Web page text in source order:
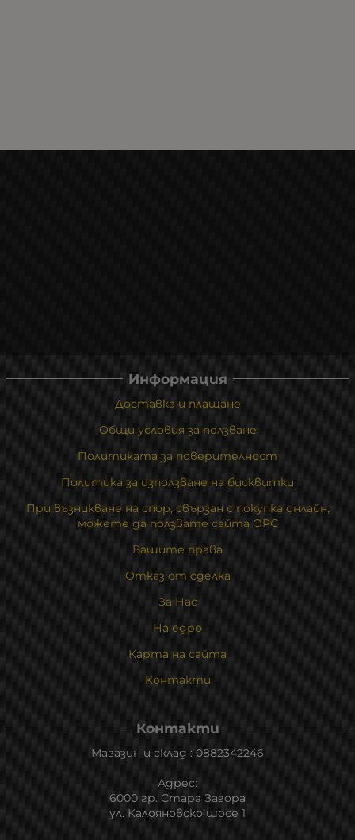
Информация
Доставка и плащане
Общи условия за ползване
Политиката за поверителност
Политика за използване на бисквитки
При възникване на спор, свързан с покупка онлайн,
можете да ползвате сайта ОРС
Вашите права
Отказ от сделка
За Нас
На едро
Карта на сайта
Контакти
Контакти
Магазин и склад : 0882342246
Адрес:
6000 гр. Стара Загора
ул. Калояновско шосе 1